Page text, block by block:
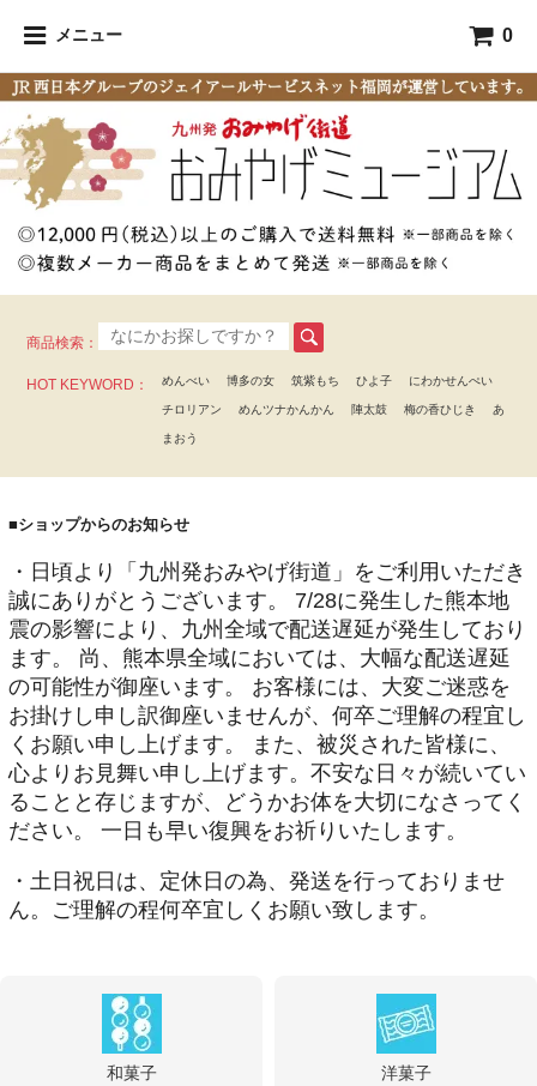
メニュー 0
商品検索：
HOT KEYWORD： めんべい 博多の女 筑紫もち ひよ子 にわかせんぺい
チロリアン めんツナかんかん 陣太鼓 梅の香ひじき あ
まおう
■ショップからのお知らせ
・日頃より「九州発おみやげ街道」をご利用いただき
誠にありがとうございます。 7/28に発生した熊本地
震の影響により、九州全域で配送遅延が発生しており
ます。 尚、熊本県全域においては、大幅な配送遅延
の可能性が御座います。 お客様には、大変ご迷惑を
お掛けし申し訳御座いませんが、何卒ご理解の程宜し
くお願い申し上げます。 また、被災された皆様に、
心よりお見舞い申し上げます。不安な日々が続いてい
ることと存じますが、どうかお体を大切になさってく
ださい。 一日も早い復興をお祈りいたします。
・土日祝日は、定休日の為、発送を行っておりませ
ん。ご理解の程何卒宜しくお願い致します。
和菓子 洋菓子